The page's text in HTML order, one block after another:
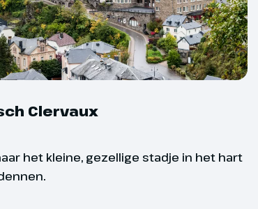
Clervaux
het kleine, gezellige stadje in het hart